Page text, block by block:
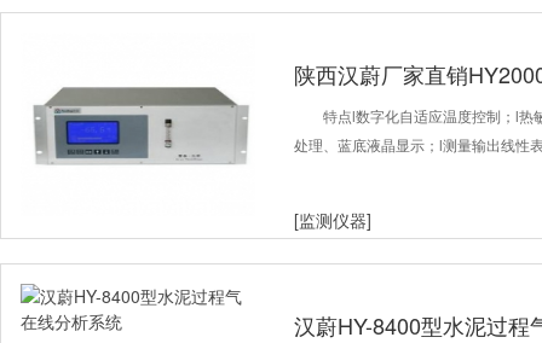
陕西汉蔚厂家直销
特点l数字化自适应温度控制；l热
处理、蓝底液晶显示；l测量输出线性
[监测仪器]
汉蔚HY-8400型水泥过程